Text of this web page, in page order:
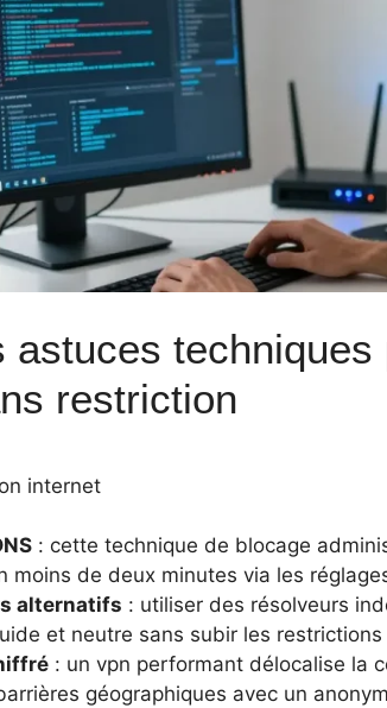
astuces techniques
restriction
internet
: cette technique de blocage
moins de deux minutes via les
alternatifs : utiliser des résolveurs
et neutre sans subir les
: un vpn performant délocalise la
géographiques avec un